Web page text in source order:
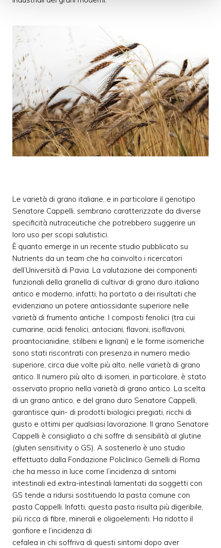
Le varietà di grano italiane, e in particolare il genotipo
Senatore Cappelli, sembrano caratterizzate da diverse
specificità nutraceutiche che potrebbero suggerire un
loro uso per scopi salutistici.
È quanto emerge in un recente studio pubblicato su
Nutrients da un team che ha coinvolto i ricercatori
dell’Università di Pavia. La valutazione dei componenti
funzionali della granella di cultivar di grano duro italiano
antico e moderno, infatti, ha portato a dei risultati che
evidenziano un potere antiossidante superiore nelle
varietà di frumento antiche. I composti fenolici (tra cui
cumarine, acidi fenolici, antociani, flavoni, isoflavoni,
proantocianidine, stilbeni e lignani) e le forme isomeriche
sono stati riscontrati con presenza in numero medio
superiore, circa due volte più alto, nelle varietà di grano
antico. Il numero più alto di isomeri, in particolare, è stato
osservato proprio nella varietà di grano antico. La scelta
di un grano antico, e del grano duro Senatore Cappelli,
garantisce quin- di prodotti biologici pregiati, ricchi di
gusto e ottimi per qualsiasi lavorazione. Il grano Senatore
Cappelli è consigliato a chi soffre di sensibilità al glutine
(gluten sensitivity o GS). A sostenerlo è uno studio
effettuato dalla Fondazione Policlinico Gemelli di Roma
che ha messo in luce come l’incidenza di sintomi
intestinali ed extra-intestinali lamentati da soggetti con
GS tende a ridursi sostituendo la pasta comune con
pasta Cappelli. Infatti, questa pasta risulta più digeribile,
più ricca di fibre, minerali e oligoelementi. Ha ridotto il
gonfiore e l’incidenza di
cefalea in chi soffriva di questi sintomi dopo aver